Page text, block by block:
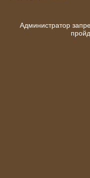
Администратор